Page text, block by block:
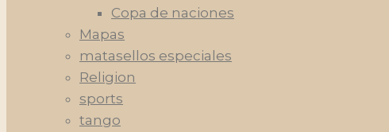
Copa de naciones
Mapas
matasellos especiales
Religion
sports
tango